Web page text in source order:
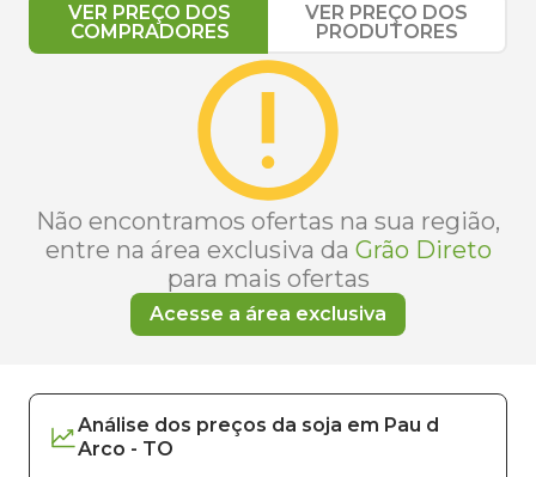
VER PREÇO DOS
COMPRADORES
VER PREÇO DOS
PRODUTORES
Não encontramos ofertas na sua região,
entre na área exclusiva da Grão Direto
para mais ofertas
Acesse a área exclusiva
Análise dos preços da soja em Pau d
Arco - TO